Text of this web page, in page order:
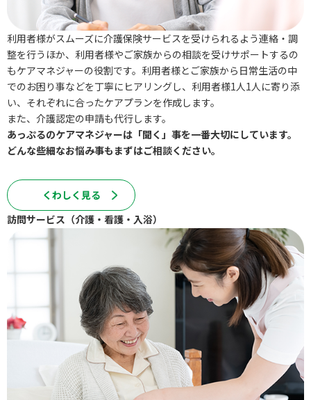
利用者様がスムーズに介護保険サービスを受けられるよう連絡・調
整を行うほか、利用者様やご家族からの相談を受けサポートするの
もケアマネジャーの役割です。利用者様とご家族から日常生活の中
でのお困り事などを丁寧にヒアリングし、利用者様1人1人に寄り添
い、それぞれに合ったケアプランを作成します。
また、介護認定の申請も代行します。
あっぷるのケアマネジャーは「聞く」事を一番大切にしています。
どんな些細なお悩み事もまずはご相談ください。
くわしく⾒る
訪問サービス（介護・看護・入浴）